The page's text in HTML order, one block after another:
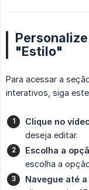
"Estilo"
Para acessar a
interativos, siga
Clique no
deseja editar.
Escolha a
escolha a
Navegue até